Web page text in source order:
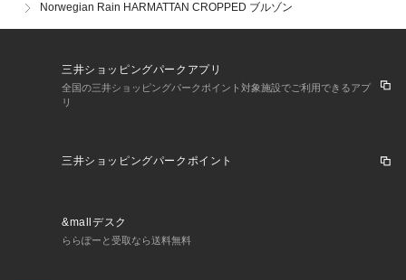
店舗にお問い合わせの際は、下記の商品番号をお申し付けくだ
さい。
Norwegian Rain HARMATTAN CROPPED ブルゾン
三井ショッピングパークアプリ
全国の三井ショッピングパークポイント対象施設でご利用できるアプ
リ
三井ショッピングパークポイント
&mallデスク
ららぽーと受取なら送料無料